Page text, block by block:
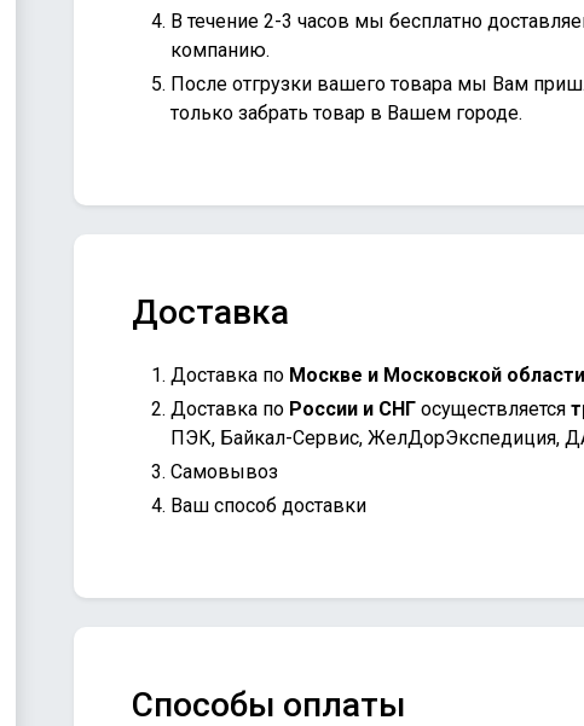
В течение 2-3 часов мы бесплатно
компанию.
После отгрузки вашего товара мы Вам
только забрать товар в Вашем городе.
Доставка
Доставка по Москве и Московской области
Доставка по России и СНГ осуществляется
ПЭК, Байкал-Сервис, ЖелДорЭкспедиция,
Самовывоз
Ваш способ доставки
Способы оплаты